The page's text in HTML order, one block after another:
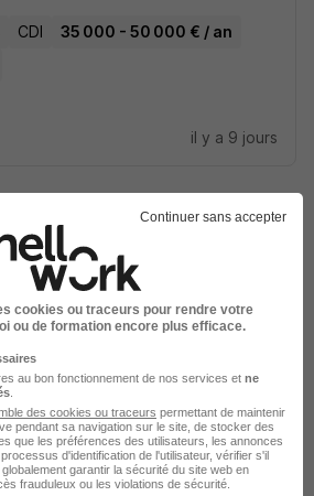
CDI
35 000 - 50 000 € / an
il y a 9 jours
- Engins de Levage -
F
CDI
il y a 9 jours
Continuer sans accepter
cookies ou traceurs pour rendre votre
ou de formation encore plus efficace.
au bon fonctionnement de nos services et ne
des cookies ou traceurs permettant de maintenir
pendant sa navigation sur le site, de stocker des
que les préférences des utilisateurs, les annonces
d'identification de l'utilisateur, vérifier s'il
garantir la sécurité du site web en
frauduleux ou les violations de sécurité.